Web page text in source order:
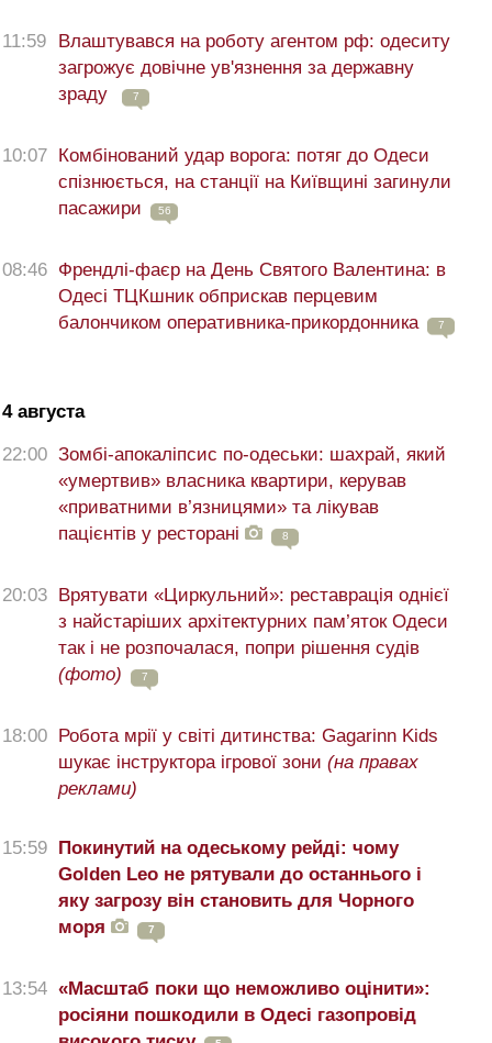
11:59
Влаштувався на роботу агентом рф: одеситу
загрожує довічне ув'язнення за державну
зраду
7
10:07 Комбінований удар ворога: потяг до Одеси
спізнюється, на станції на Київщині загинули
пасажири
56
08:46 Френдлі-фаєр на День Святого Валентина: в
Одесі ТЦКшник обприскав перцевим
балончиком оперативника-прикордонника
7
4 августа
22:00 Зомбі-апокаліпсис по-одеськи: шахрай, який
«умертвив» власника квартири, керував
«приватними в’язницями» та лікував
пацієнтів у ресторані
8
20:03 Врятувати «Циркульний»: реставрація однієї
з найстаріших архітектурних пам’яток Одеси
так і не розпочалася, попри рішення судів
(фото)
7
18:00 Робота мрії у світі дитинства: Gagarinn Kids
шукає інструктора ігрової зони (на правах
реклами)
15:59 Покинутий на одеському рейді: чому
Golden Leo не рятували до останнього і
яку загрозу він становить для Чорного
моря
7
13:54 «Масштаб поки що неможливо оцінити»:
росіяни пошкодили в Одесі газопровід